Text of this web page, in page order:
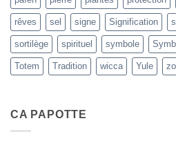
rêves sel signe Signification
sortilège spirituel symbole
Totem Tradition wicca Yule
CA PAPOTTE